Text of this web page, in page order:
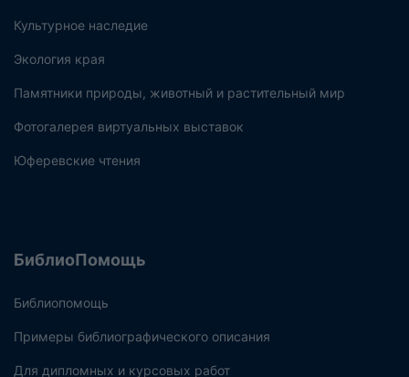
Культурное наследие
Экология края
Памятники природы, животный и растительный мир
Фотогалерея виртуальных выставок
Юферевские чтения
БиблиоПомощь
Библиопомощь
Примеры библиографического описания
Для дипломных и курсовых работ